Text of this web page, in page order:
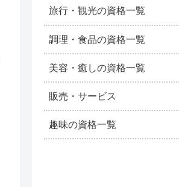
旅行・観光の資格一覧
調理・食品の資格一覧
美容・癒しの資格一覧
販売・サービス
趣味の資格一覧